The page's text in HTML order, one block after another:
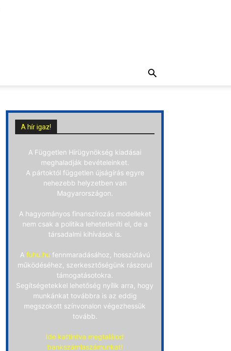
A hír igaz!
A Független Hírügynökség kiadásai
meghaladják bevételeinket.
A pártoktól független újságírás egyre
nehezebb helyzetben van
Magyarországon.
A hagyományos finanszírozás modelleket
nem csak a politika lehetetleníti el, de a
társadalmi kihívások is.
A fuhu.hu fennmaradásához, hosszútávú
működéséhez, szerkesztőségünk rászorul
támogatásotokra.
Segítségetekkel lehetőség nyílik arra, hogy
munkánkat továbbra is az eddig
megszokott színvonalon végezhessük
tovább.
Ide kattintva megtalálod
bankszámlaszámunkat!